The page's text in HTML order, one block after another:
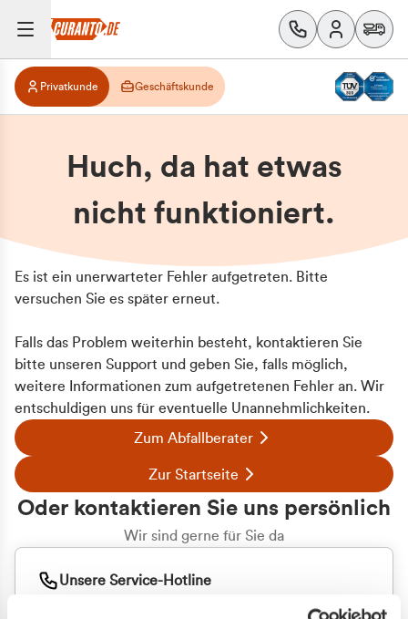
Privatkunde Geschäftskunde
Huch, da hat etwas
nicht funktioniert.
Es ist ein unerwarteter Fehler aufgetreten. Bitte
versuchen Sie es später erneut.
Falls das Problem weiterhin besteht, kontaktieren Sie
bitte unseren Support und geben Sie, falls möglich,
weitere Informationen zum aufgetretenen Fehler an. Wir
entschuldigen uns für eventuelle Unannehmlichkeiten.
Zum Abfallberater
Zur Startseite
Oder kontaktieren Sie uns persönlich
Wir sind gerne für Sie da
Unsere Service-Hotline